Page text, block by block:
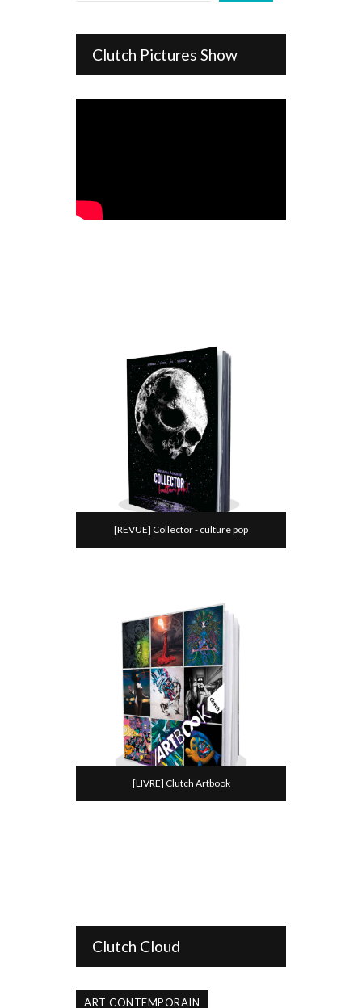
Clutch Pictures Show
[REVUE] Collector - culture pop
[LIVRE] Clutch Artbook
Clutch Cloud
ART CONTEMPORAIN